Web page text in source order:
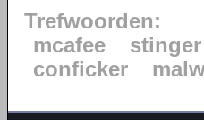
Trefwoorden:
mcafee
stinger
conficker